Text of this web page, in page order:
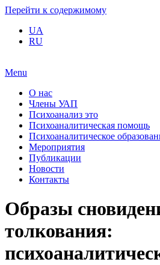
Перейти к содержимому
UA
RU
Menu
О нас
Члены УАП
Психоанализ это
Психоаналитическая помощь
Психоаналитическое
Мероприятия
Публикации
Новости
Контакты
Образы
толкования: